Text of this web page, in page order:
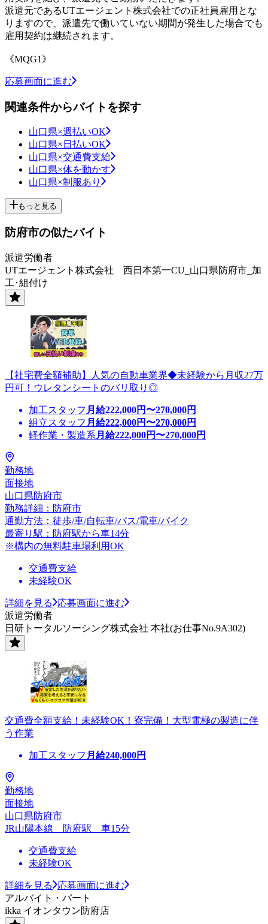
派遣元であるUTエージェント株式会社での正社員雇用とな
りますので、派遣先で働いていない期間が発生した場合でも
雇用契約は継続されます。
《MQG1》
応募画面に進む
関連条件からバイトを探す
山口県×週払いOK
山口県×日払いOK
山口県×交通費支給
山口県×体を動かす
山口県×制服あり
もっと見る
防府市の似たバイト
派遣労働者
UTエージェント株式会社 西日本第一CU_山口県防府市_加
工･組付け
【社宅費全額補助】人気の自動車業界◆未経験から月収27万
円可！ウレタンシートのバリ取り◎
加工スタッフ 月給222,000円〜270,000円
組立スタッフ 月給222,000円〜270,000円
軽作業・製造系 月給222,000円〜270,000円
勤務地
面接地
山口県防府市
勤務詳細：防府市
通勤方法：徒歩/車/自転車/バス/電車/バイク
最寄り駅：防府駅から車14分
※構内の無料駐車場利用OK
交通費支給
未経験OK
詳細を見る
応募画面に進む
派遣労働者
日研トータルソーシング株式会社 本社(お仕事No.9A302)
交通費全額支給！未経験OK！寮完備！大型電極の製造に伴
う作業
加工スタッフ 月給240,000円
勤務地
面接地
山口県防府市
JR山陽本線 防府駅 車15分
交通費支給
未経験OK
詳細を見る
応募画面に進む
アルバイト・パート
ikka イオンタウン防府店